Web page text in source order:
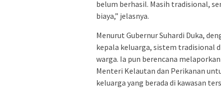
belum berhasil. Masih tradisional,
biaya,” jelasnya.
Menurut Gubernur Suhardi Duka,
kepala keluarga, sistem tradisional
warga. Ia pun berencana
Menteri Kelautan dan Perikanan
keluarga yang berada di kawasan